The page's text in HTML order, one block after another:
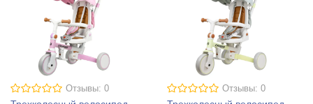
Отзывы: 0 Отзывы: 0